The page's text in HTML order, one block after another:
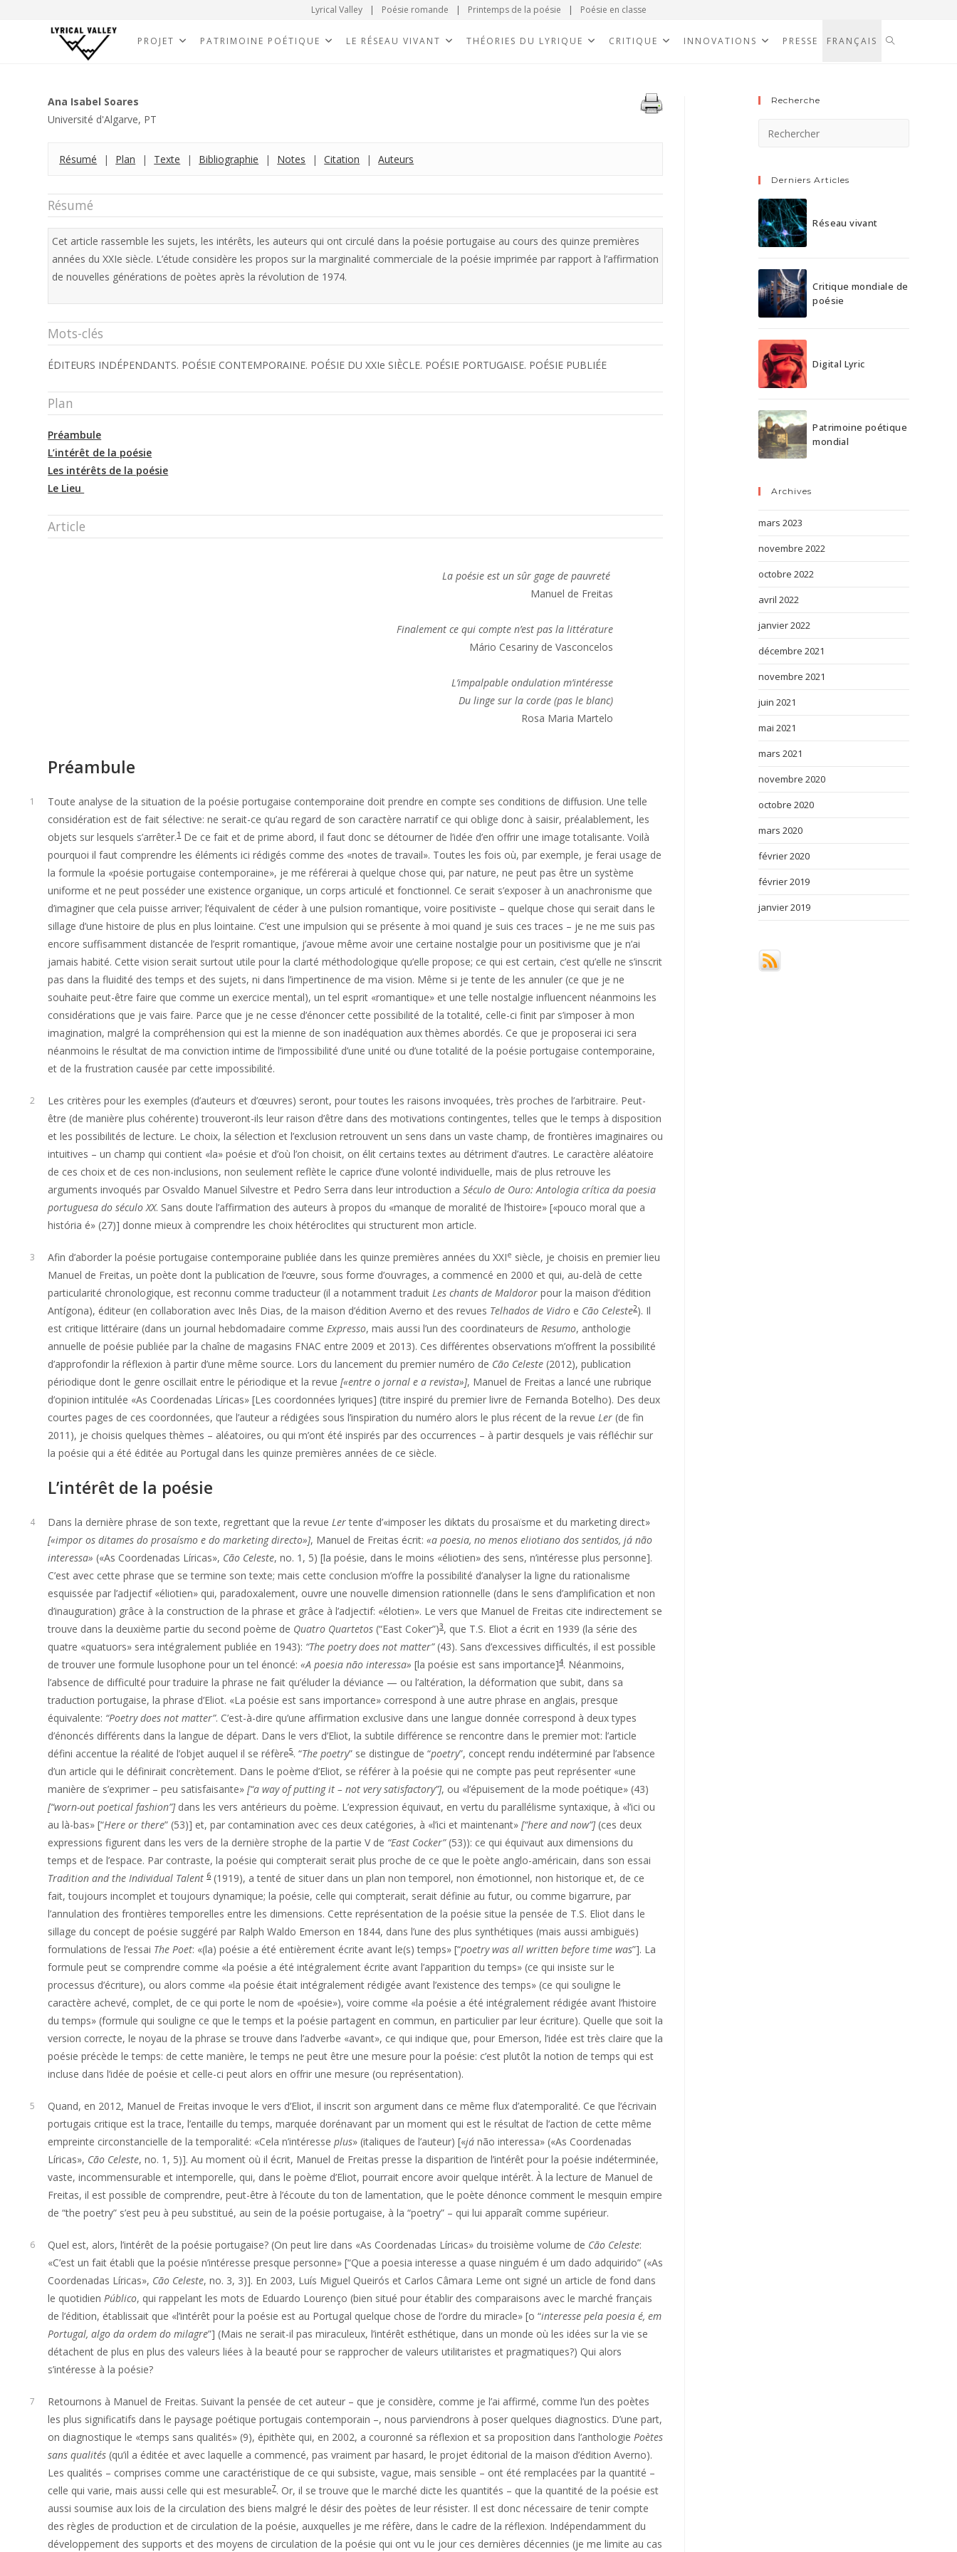
Lyrical Valley | Poésie romande | Printemps de la poésie | Poésie en classe
PROJET PATRIMOINE POÉTIQUE LE RÉSEAU VIVANT THÉORIES DU LYRIQUE CRITIQUE INNOVATIONS PRESSE FRANÇAIS
Ana Isabel Soares
Université d'Algarve, PT
Résumé | Plan | Texte | Bibliographie | Notes | Citation | Auteurs
Résumé
Cet article rassemble les sujets, les intérêts, les auteurs qui ont circulé dans la poésie portugaise au cours des quinze premières
années du XXIe siècle. L’étude considère les propos sur la marginalité commerciale de la poésie imprimée par rapport à l’affirmation
de nouvelles générations de poètes après la révolution de 1974.
Mots-clés
ÉDITEURS INDÉPENDANTS. POÉSIE CONTEMPORAINE. POÉSIE DU XXIe SIÈCLE. POÉSIE PORTUGAISE. POÉSIE PUBLIÉE
Plan
Préambule
L’intérêt de la poésie
Les intérêts de la poésie
Le Lieu
Article
La poésie est un sûr gage de pauvreté
Manuel de Freitas
Finalement ce qui compte n’est pas la littérature
Mário Cesariny de Vasconcelos
L’impalpable ondulation m’intéresse
Du linge sur la corde (pas le blanc)
Rosa Maria Martelo
Préambule
1
Toute analyse de la situation de la poésie portugaise contemporaine doit prendre en compte ses conditions de diffusion. Une telle
considération est de fait sélective: ne serait-ce qu’au regard de son caractère narratif ce qui oblige donc à saisir, préalablement, les
objets sur lesquels s’arrêter.1De ce fait et de prime abord, il faut donc se détourner de l’idée d’en offrir une image totalisante. Voilà
pourquoi il faut comprendre les éléments ici rédigés comme des «notes de travail». Toutes les fois où, par exemple, je ferai usage de
la formule la «poésie portugaise contemporaine», je me référerai à quelque chose qui, par nature, ne peut pas être un système
uniforme et ne peut posséder une existence organique, un corps articulé et fonctionnel. Ce serait s’exposer à un anachronisme que
d’imaginer que cela puisse arriver; l’équivalent de céder à une pulsion romantique, voire positiviste – quelque chose qui serait dans le
sillage d’une histoire de plus en plus lointaine. C’est une impulsion qui se présente à moi quand je suis ces traces – je ne me suis pas
encore suffisamment distancée de l’esprit romantique, j’avoue même avoir une certaine nostalgie pour un positivisme que je n’ai
jamais habité. Cette vision serait surtout utile pour la clarté méthodologique qu’elle propose; ce qui est certain, c’est qu’elle ne s’inscrit
pas dans la fluidité des temps et des sujets, ni dans l’impertinence de ma vision. Même si je tente de les annuler (ce que je ne
souhaite peut-être faire que comme un exercice mental), un tel esprit «romantique» et une telle nostalgie influencent néanmoins les
considérations que je vais faire. Parce que je ne cesse d’énoncer cette possibilité de la totalité, celle-ci finit par s’imposer à mon
imagination, malgré la compréhension qui est la mienne de son inadéquation aux thèmes abordés. Ce que je proposerai ici sera
néanmoins le résultat de ma conviction intime de l’impossibilité d’une unité ou d’une totalité de la poésie portugaise contemporaine,
et de la frustration causée par cette impossibilité.
2
Les critères pour les exemples (d’auteurs et d’œuvres) seront, pour toutes les raisons invoquées, très proches de l’arbitraire. Peut-
être (de manière plus cohérente) trouveront-ils leur raison d’être dans des motivations contingentes, telles que le temps à disposition
et les possibilités de lecture. Le choix, la sélection et l’exclusion retrouvent un sens dans un vaste champ, de frontières imaginaires ou
intuitives – un champ qui contient «la» poésie et d’où l’on choisit, on élit certains textes au détriment d’autres. Le caractère aléatoire
de ces choix et de ces non-inclusions, non seulement reflète le caprice d’une volonté individuelle, mais de plus retrouve les
arguments invoqués par Osvaldo Manuel Silvestre et Pedro Serra dans leur introduction aSéculo de Ouro: Antologia crítica da poesia
portuguesa do século XX. Sans doute l’affirmation des auteurs à propos du «manque de moralité de l’histoire» [«pouco moral que a
história é» (27)] donne mieux à comprendre les choix hétéroclites qui structurent mon article.
3 Afin d’aborder la poésie portugaise contemporaine publiée dans les quinze premières années du XXIe siècle, je choisis en premier lieu
Manuel de Freitas, un poète dont la publication de l’œuvre, sous forme d’ouvrages, a commencé en 2000 et qui, au-delà de cette
particularité chronologique, est reconnu comme traducteur (il a notamment traduitLes chants de Maldoror pour la maison d’édition
Antígona), éditeur (en collaboration avec Inês Dias, de la maison d’édition Averno et des revues Telhados de Vidro e Cão Celeste2). Il
est critique littéraire (dans un journal hebdomadaire commeExpresso, mais aussi l’un des coordinateurs deResumo, anthologie
annuelle de poésie publiée par la chaîne de magasins FNAC entre 2009 et 2013). Ces différentes observations m’offrent la possibilité
d’approfondir la réflexion à partir d’une même source. Lors du lancement du premier numéro de Cão Celeste (2012), publication
périodique dont le genre oscillait entre le périodique et la revue[«entre o jornal e a revista»], Manuel de Freitas a lancé une rubrique
d’opinion intitulée «As Coordenadas Líricas» [Les coordonnées lyriques] (titre inspiré du premier livre de Fernanda Botelho). Des deux
courtes pages de ces coordonnées, que l’auteur a rédigées sous l’inspiration du numéro alors le plus récent de la revueLer (de fin
2011), je choisis quelques thèmes – aléatoires, ou qui m’ont été inspirés par des occurrences – à partir desquels je vais réfléchir sur
la poésie qui a été éditée au Portugal dans les quinze premières années de ce siècle.
L’intérêt de la poésie
4 Dans la dernière phrase de son texte, regrettant que la revueLertente d’«imposer les diktats du prosaïsme et du marketing direct»
[«impor os ditames do prosaísmo e do marketing directo»], Manuel de Freitas écrit:«a poesia, no menos eliotiano dos sentidos, já não
interessa» («As Coordenadas Líricas», Cão Celeste, no. 1, 5) [la poésie, dans le moins «éliotien» des sens, n’intéresse plus personne].
C’est avec cette phrase que se termine son texte; mais cette conclusion m’offre la possibilité d’analyser la ligne du rationalisme
esquissée par l’adjectif «éliotien» qui, paradoxalement, ouvre une nouvelle dimension rationnelle (dans le sens d’amplification et non
d’inauguration) grâce à la construction de la phrase et grâce à l’adjectif: «élotien». Le vers que Manuel de Freitas cite indirectement se
trouve dans la deuxième partie du second poème de Quatro Quartetos (“East Coker”)3, que T.S. Eliot a écrit en 1939 (la série des
quatre «quatuors» sera intégralement publiée en 1943): “The poetry does not matter”(43). Sans d’excessives difficultés, il est possible
de trouver une formule lusophone pour un tel énoncé:«A poesia não interessa» [la poésie est sans importance]4. Néanmoins,
l’absence de difficulté pour traduire la phrase ne fait qu’éluder la déviance — ou l’altération, la déformation que subit, dans sa
traduction portugaise, la phrase d’Eliot. «La poésie est sans importance» correspond à une autre phrase en anglais, presque
équivalente: “Poetry does not matter”. C’est-à-dire qu’une affirmation exclusive dans une langue donnée correspond à deux types
d’énoncés différents dans la langue de départ. Dans le vers d’Eliot, la subtile différence se rencontre dans le premier mot: l’article
défini accentue la réalité de l’objet auquel il se réfère5. “The poetry” se distingue de “poetry”, concept rendu indéterminé par l’absence
d’un article qui le définirait concrètement. Dans le poème d’Eliot, se référer à la poésie qui ne compte pas peut représenter «une
manière de s’exprimer – peu satisfaisante»[“a way of putting it – not very satisfactory”], ou «l’épuisement de la mode poétique» (43)
[“worn-out poetical fashion”]dans les vers antérieurs du poème. L’expression équivaut, en vertu du parallélisme syntaxique, à «l’ici ou
au là-bas» [“Here or there” (53)] et, par contamination avec ces deux catégories, à «l’ici et maintenant»[“here and now”](ces deux
expressions figurent dans les vers de la dernière strophe de la partie V de “East Cocker”(53)): ce qui équivaut aux dimensions du
temps et de l’espace. Par contraste, la poésie qui compterait serait plus proche de ce que le poète anglo-américain, dans son essai
Tradition and the Individual Talent 6(1919), a tenté de situer dans un plan non temporel, non émotionnel, non historique et, de ce
fait, toujours incomplet et toujours dynamique; la poésie, celle qui compterait, serait définie au futur, ou comme bigarrure, par
l’annulation des frontières temporelles entre les dimensions. Cette représentation de la poésie situe la pensée de T.S. Eliot dans le
sillage du concept de poésie suggéré par Ralph Waldo Emerson en 1844, dans l’une des plus synthétiques (mais aussi ambiguës)
formulations de l’essai The Poet: «(la) poésie a été entièrement écrite avant le(s) temps» [“poetry was all written before time was”]. La
formule peut se comprendre comme «la poésie a été intégralement écrite avant l’apparition du temps» (ce qui insiste sur le
processus d’écriture), ou alors comme «la poésie était intégralement rédigée avant l’existence des temps» (ce qui souligne le
caractère achevé, complet, de ce qui porte le nom de «poésie»), voire comme «la poésie a été intégralement rédigée avant l’histoire
du temps» (formule qui souligne ce que le temps et la poésie partagent en commun, en particulier par leur écriture). Quelle que soit la
version correcte, le noyau de la phrase se trouve dans l’adverbe «avant», ce qui indique que, pour Emerson, l’idée est très claire que la
poésie précède le temps: de cette manière, le temps ne peut être une mesure pour la poésie: c’est plutôt la notion de temps qui est
incluse dans l’idée de poésie et celle-ci peut alors en offrir une mesure (ou représentation).
5
Quand, en 2012, Manuel de Freitas invoque le vers d’Eliot, il inscrit son argument dans ce même flux d’atemporalité. Ce que l’écrivain
portugais critique est la trace, l’entaille du temps, marquée dorénavant par un moment qui est le résultat de l’action de cette même
empreinte circonstancielle de la temporalité: «Cela n’intéresseplus» (italiques de l’auteur) [«já não interessa» («As Coordenadas
Líricas», Cão Celeste, no. 1, 5)]. Au moment où il écrit, Manuel de Freitas presse la disparition de l’intérêt pour la poésie indéterminée,
vaste, incommensurable et intemporelle, qui, dans le poème d’Eliot, pourrait encore avoir quelque intérêt. À la lecture de Manuel de
Freitas, il est possible de comprendre, peut-être à l’écoute du ton de lamentation, que le poète dénonce comment le mesquin empire
de “the poetry” s’est peu à peu substitué, au sein de la poésie portugaise, à la “poetry” – qui lui apparaît comme supérieur.
6 Quel est, alors, l’intérêt de la poésie portugaise? (On peut lire dans «As Coordenadas Líricas» du troisième volume de Cão Celeste:
«C’est un fait établi que la poésie n’intéresse presque personne» [“Que a poesia interesse a quase ninguém é um dado adquirido” («As
Coordenadas Líricas», Cão Celeste, no. 3, 3)]. En 2003, Luís Miguel Queirós et Carlos Câmara Leme ont signé un article de fond dans
le quotidienPúblico, qui rappelant les mots de Eduardo Lourenço (bien situé pour établir des comparaisons avec le marché français
de l’édition, établissait que «l’intérêt pour la poésie est au Portugal quelque chose de l’ordre du miracle» [o “interesse pela poesia é, em
Portugal, algo da ordem do milagre”] (Mais ne serait-il pas miraculeux, l’intérêt esthétique, dans un monde où les idées sur la vie se
détachent de plus en plus des valeurs liées à la beauté pour se rapprocher de valeurs utilitaristes et pragmatiques?) Qui alors
s’intéresse à la poésie?
7
Retournons à Manuel de Freitas. Suivant la pensée de cet auteur – que je considère, comme je l’ai affirmé, comme l’un des poètes
les plus significatifs dans le paysage poétique portugais contemporain –, nous parviendrons à poser quelques diagnostics. D’une part,
on diagnostique le «temps sans qualités» (9), épithète qui, en 2002, a couronné sa réflexion et sa proposition dans l’anthologiePoètes
sans qualités (qu’il a éditée et avec laquelle a commencé, pas vraiment par hasard, le projet éditorial de la maison d’édition Averno).
Les qualités – comprises comme une caractéristique de ce qui subsiste, vague, mais sensible – ont été remplacées par la quantité –
celle qui varie, mais aussi celle qui est mesurable7. Or, il se trouve que le marché dicte les quantités – que la quantité de la poésie est
aussi soumise aux lois de la circulation des biens malgré le désir des poètes de leur résister. Il est donc nécessaire de tenir compte
des règles de production et de circulation de la poésie, auxquelles je me réfère, dans le cadre de la réflexion. Indépendamment du
développement des supports et des moyens de circulation de la poésie qui ont vu le jour ces dernières décennies (je me limite au cas
Recherche
Derniers Articles
Réseau vivant
Critique mondiale de
poésie
Digital Lyric
Patrimoine poétique
mondial
Archives
mars 2023
novembre 2022
octobre 2022
avril 2022
janvier 2022
décembre 2021
novembre 2021
juin 2021
mai 2021
mars 2021
novembre 2020
octobre 2020
mars 2020
février 2020
février 2019
janvier 2019